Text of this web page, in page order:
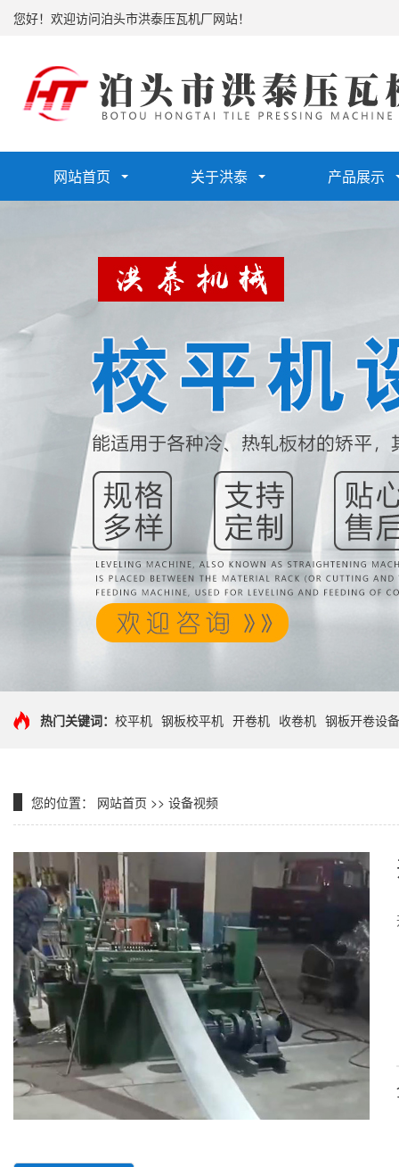
您好！欢迎访问泊头市洪泰压瓦机厂网站！
网站首页 关于洪泰 产品展示
热门关键词： 校平机 钢板校平机 开卷机 收卷机 钢板开卷设备
您的位置： 网站首页 >> 设备视频